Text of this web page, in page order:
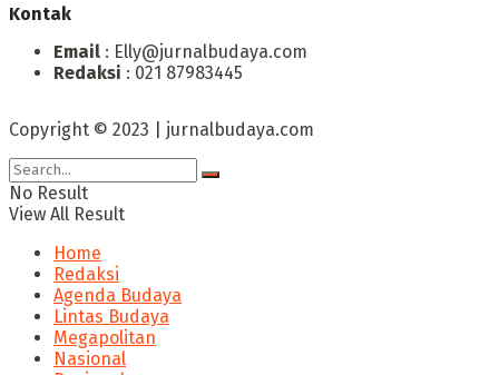
Kontak
Email : Elly@jurnalbudaya.com
Redaksi : 021 87983445
Copyright © 2023 | jurnalbudaya.com
No Result
View All Result
Home
Redaksi
Agenda Budaya
Lintas Budaya
Megapolitan
Nasional